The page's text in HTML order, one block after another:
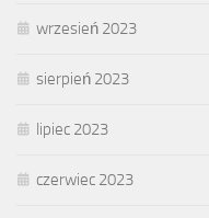
wrzesień 2023
sierpień 2023
lipiec 2023
czerwiec 2023